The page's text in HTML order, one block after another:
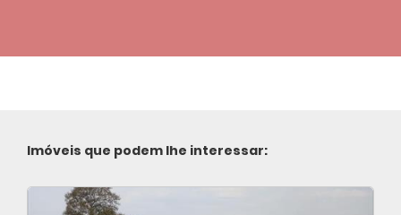
Imóveis que podem lhe interessar: